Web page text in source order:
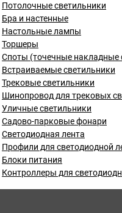
Потолочные светильники
Бра и настенные
Настольные лампы
Торшеры
Споты (точечные накладные
Встраиваемые светильники
Трековые светильники
Шинопровод для трековых
Уличные светильники
Садово-парковые фонари
Светодиодная лента
Профили для светодиодной
Блоки питания
Контроллеры для